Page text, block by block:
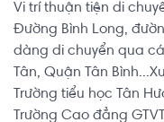
Vi trí thuận tiện di
Đường Bình Long,
dàng di chuyển qua
Tân, Quận Tân
Trường tiểu học Tân
Trường Cao đẳng